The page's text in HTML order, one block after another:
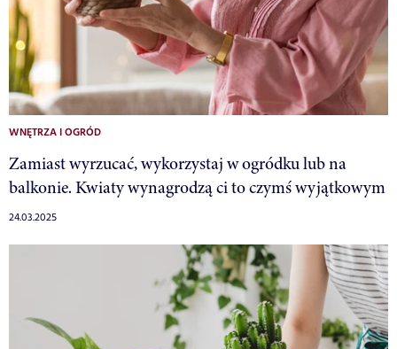
WNĘTRZA I OGRÓD
Zamiast wyrzucać, wykorzystaj w ogródku lub na
balkonie. Kwiaty wynagrodzą ci to czymś wyjątkowym
24.03.2025